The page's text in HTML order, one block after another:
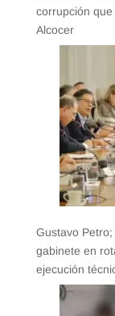
corrupción
Alcocer
Gustavo Petro;
gabinete en
ejecución